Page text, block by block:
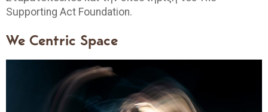
Supporting Act Foundation.
We Centric Space